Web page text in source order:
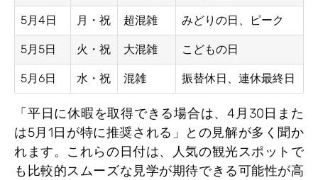
5月4日 月・祝 超混雑 みどりの日、ピーク
5月5日 火・祝 大混雑 こどもの日
5月6日 水・祝 混雑 振替休日、連休最終日
「平日に休暇を取得できる場合は、4月30日また
は5月1日が特に推奨される」との見解が多く聞か
れます。これらの日付は、人気の観光スポットで
も比較的スムーズな見学が期待できる可能性が高